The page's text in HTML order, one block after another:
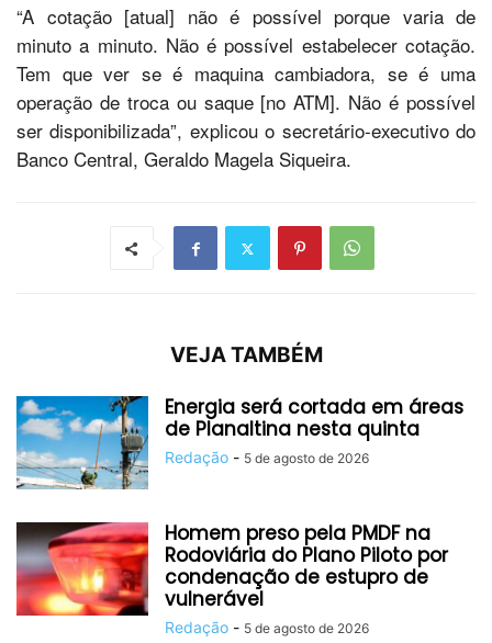
“A cotação [atual] não é possível porque varia de
minuto a minuto. Não é possível estabelecer cotação.
Tem que ver se é maquina cambiadora, se é uma
operação de troca ou saque [no ATM]. Não é possível
ser disponibilizada”, explicou o secretário-executivo do
Banco Central, Geraldo Magela Siqueira.
VEJA TAMBÉM
Energia será cortada em áreas
de Planaltina nesta quinta
Redação - 5 de agosto de 2026
Homem preso pela PMDF na
Rodoviária do Plano Piloto por
condenação de estupro de
vulnerável
Redação - 5 de agosto de 2026